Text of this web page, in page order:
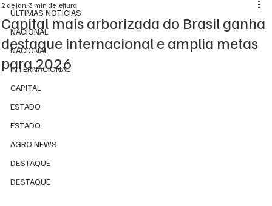
ÚLTIMAS NOTÍCIAS
NACIONAL
NACIONAL
INTERNACIONAL
CAPITAL
ESTADO
ESTADO
AGRO NEWS
DESTAQUE
DESTAQUE
Capital mais arborizada do Brasil ganha
destaque internacional e amplia metas
para 2026
2 de jan.3 min de leitura